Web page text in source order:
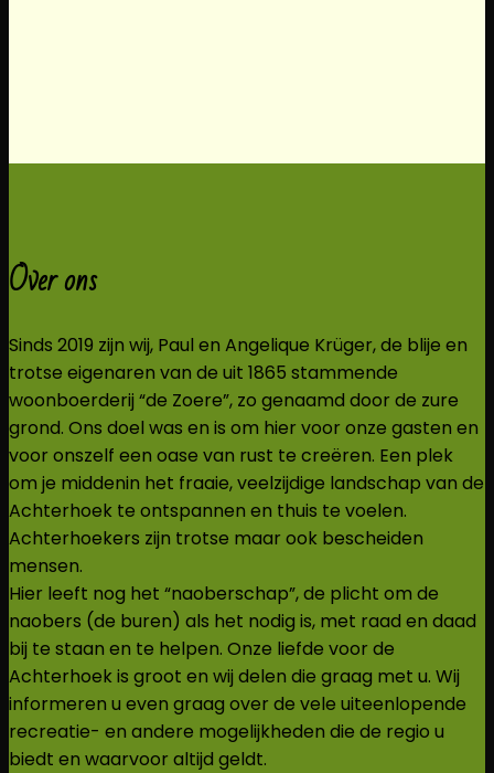
Over ons
Sinds 2019 zijn wij, Paul en Angelique Krüger, de blije en
trotse eigenaren van de uit 1865 stammende
woonboerderij “de Zoere”, zo genaamd door de zure
grond. Ons doel was en is om hier voor onze gasten en
voor onszelf een oase van rust te creëren. Een plek
om je middenin het fraaie, veelzijdige landschap van de
Achterhoek te ontspannen en thuis te voelen.
Achterhoekers zijn trotse maar ook bescheiden
mensen.
Hier leeft nog het “naoberschap”, de plicht om de
naobers (de buren) als het nodig is, met raad en daad
bij te staan en te helpen. Onze liefde voor de
Achterhoek is groot en wij delen die graag met u. Wij
informeren u even graag over de vele uiteenlopende
recreatie- en andere mogelijkheden die de regio u
biedt en waarvoor altijd geldt.